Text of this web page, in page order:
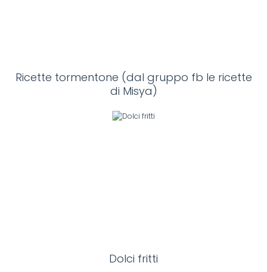
Ricette tormentone (dal gruppo fb le ricette
di Misya)
Dolci fritti